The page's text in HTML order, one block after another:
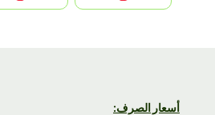
أسعار الصرف: